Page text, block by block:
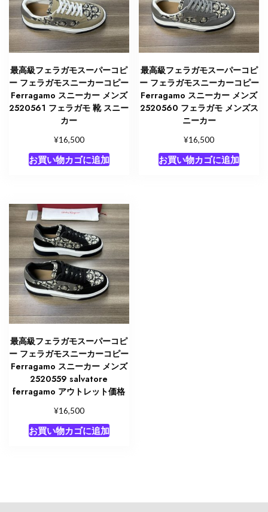
最高級フェラガモスーパーコピ
ー フェラガモスニーカーコピー
Ferragamo スニーカー メンズ
2520561 フェラガモ 靴 スニー
カー
¥16,500
お買い物カゴに追加
最高級フェラガモスーパーコピ
ー フェラガモスニーカーコピー
Ferragamo スニーカー メンズ
2520560 フェラガモ メンズス
ニーカー
¥16,500
お買い物カゴに追加
最高級フェラガモスーパーコピ
ー フェラガモスニーカーコピー
Ferragamo スニーカー メンズ
2520559 salvatore
ferragamo アウトレット価格
¥16,500
お買い物カゴに追加